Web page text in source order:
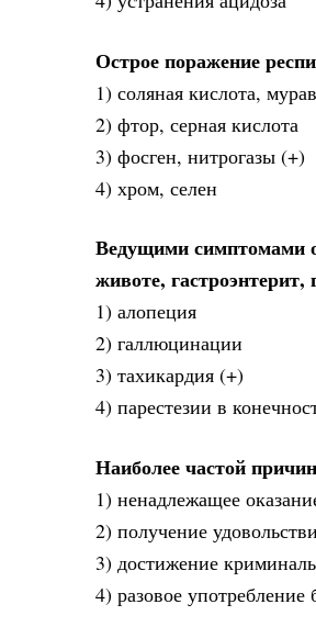
Острое поражение
1) соляная кислота,
2) фтор, серная кислота
3) фосген, нитрогазы (+)
4) хром, селен
Ведущими симптомами
животе, гастроэнтерит,
1) алопеция
2) галлюцинации
3) тахикардия (+)
4) парестезии в
Наиболее частой
1) ненадлежащее
2) получение
3) достижение
4) разовое